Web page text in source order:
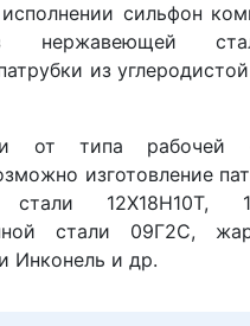
сильфон
нержавеющей
из
от типа рабочей
изготовление
12Х18Н10Т,
стали 09Г2С,
Инконель и др.